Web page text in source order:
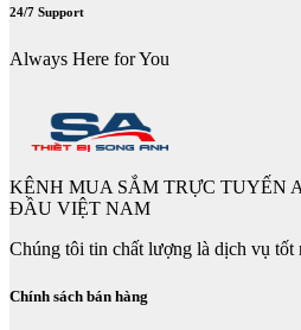
24/7 Support
Always Here for You
KÊNH MUA SẮM TRỰC TUYẾN
ĐẦU VIỆT NAM
Chúng tôi tin chất lượng là dịch vụ tốt
Chính sách bán hàng